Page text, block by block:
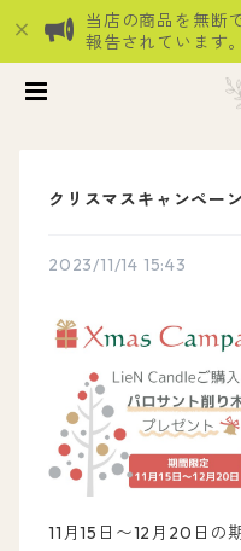
当店の商品を無断
報告されています
クリスマスキャンペー
2023/11/14 15:43
11月15日〜12月20日の